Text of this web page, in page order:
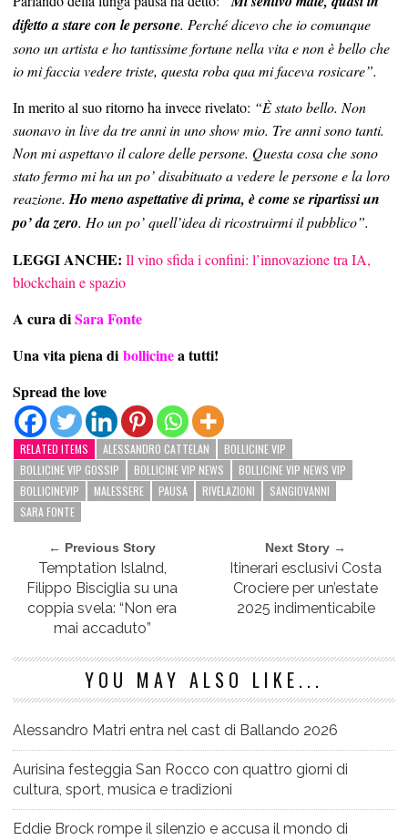
difetto a stare con le persone. Perché dicevo che io comunque
sono un artista e ho tantissime fortune nella vita e non è bello che
io mi faccia vedere triste, questa roba qua mi faceva rosicare”.
In merito al suo ritorno ha invece rivelato: “È stato bello. Non
suonavo in live da tre anni in uno show mio. Tre anni sono tanti.
Non mi aspettavo il calore delle persone. Questa cosa che sono
stato fermo mi ha un po’ disabituato a vedere le persone e la loro
reazione. Ho meno aspettative di prima, è come se ripartissi un
po’ da zero. Ho un po’ quell’idea di ricostruirmi il pubblico”.
LEGGI ANCHE: Il vino sfida i confini: l’innovazione tra IA,
blockchain e spazio
A cura diSara Fonte
Una vita piena di bollicinea tutti!
Spread the love
RELATED ITEMS ALESSANDRO CATTELAN
BOLLICINE VIP
BOLLICINE VIP GOSSIP
BOLLICINE VIP NEWS
BOLLICINE VIP NEWS VIP
BOLLICINEVIP
MALESSERE PAUSA RIVELAZIONI
SANGIOVANNI
SARA FONTE
← Previous Story
Temptation Islalnd,
Filippo Bisciglia su una
coppia svela: “Non era
mai accaduto”
Next Story →
Itinerari esclusivi Costa
Crociere per un’estate
2025 indimenticabile
YOU MAY ALSO LIKE...
Alessandro Matri entra nel cast di Ballando 2026
Aurisina festeggia San Rocco con quattro giorni di
cultura, sport, musica e tradizioni
Eddie Brock rompe il silenzio e accusa il mondo di